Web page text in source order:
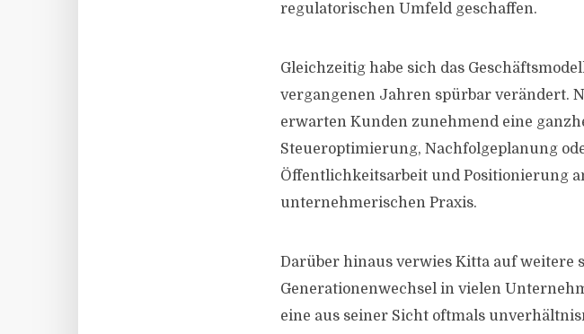
regulatorischen Umfeld geschaffen.
Gleichzeitig habe sich das
vergangenen Jahren spürbar verändert.
erwarten Kunden zunehmend eine
Steueroptimierung, Nachfolgeplanung
Öffentlichkeitsarbeit und Positionierung
unternehmerischen Praxis.
Darüber hinaus verwies Kitta auf
Generationenwechsel in vielen
eine aus seiner Sicht oftmals